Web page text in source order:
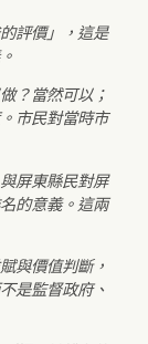
評價」，這是
？當然可以；
市民對當時市
屏東縣民對屏
的意義。這兩
與價值判斷，
是監督政府、